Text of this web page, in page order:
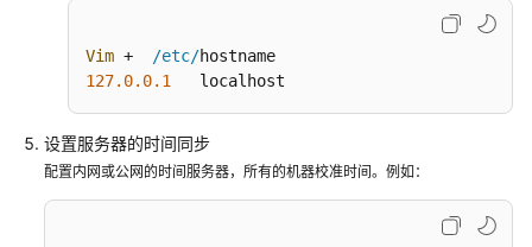
方
案
Vim + /etc/
127.0.0.1
   localhost
设置服务器的时间同步
配置内网或公网的时间服务器，所有的机器校准时间。例如：